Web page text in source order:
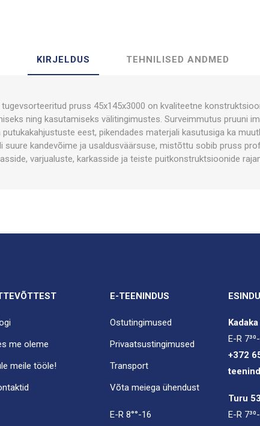
KIRJELDUS TEHNILISED ANDMED
pruss 45x145x3000 on kvaliteetne
ning kasutamiseks välitingimustes. Surveimmutus pruuni
putukakahjustuste eest, pikendades materjali kasutusiga ka
suure kandevõime ja usaldusväärsuse, mistõttu sobib pruss
varjualuste, karkasside ja teiste puitkonstruktsioonide
me oleme
meile tööle!
E-TEENINDUS
Ostutingimused
Privaatsustingimused
Transport
Võta meiega ühendust
E-R 8°°-16
E-R
+372
Turu
E-R